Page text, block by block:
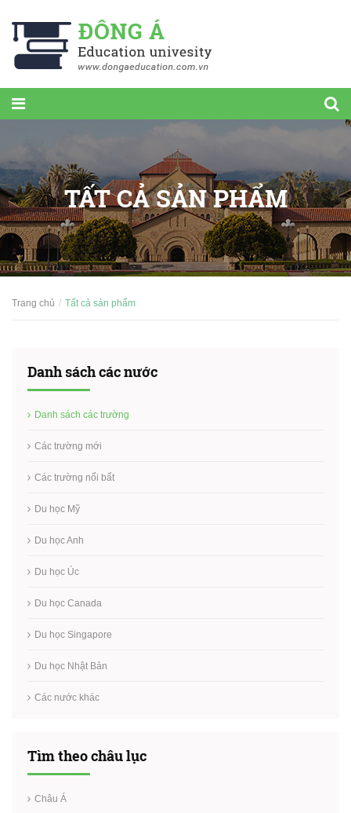
TẤT CẢ SẢN PHẨM
Trang chủ Tất cả sản phẩm
Danh sách các nước
Danh sách các trường
Các trường mới
Các trường nổi bẩt
Du học Mỹ
Du học Anh
Du học Úc
Du học Canada
Du học Singapore
Du học Nhật Bản
Các nước khác
Tìm theo châu lục
Châu Á